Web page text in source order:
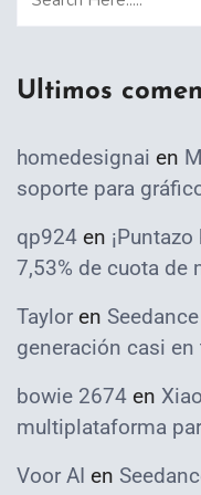
Ultimos
homedesignai en
soporte para
qp924 en
7,53% de cuota de
Taylor en
generación casi
bowie 2674 en
multiplataforma
Voor AI en